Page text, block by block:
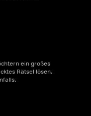
ein großes
Rätsel lösen.